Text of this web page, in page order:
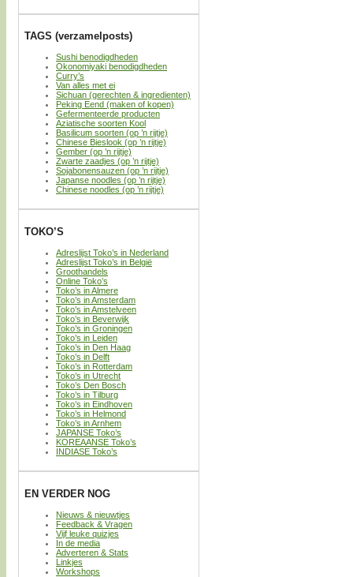
TAGS (verzamelposts)
Sushi benodigdheden
Okonomiyaki benodigdheden
Curry’s
Van alles met ei
Sichuan (gerechten & ingredienten)
Peking Eend (maken of kopen)
Gefermenteerde producten
Aziatische soorten Kool
Basilicum soorten (op ’n rijtje)
Chinese Bieslook (op ’n rijtje)
Gember (op ’n rijtje)
Zwarte zaadjes (op ’n rijtje)
Sojabonensauzen (op ’n rijtje)
Japanse noodles (op ’n rijtje)
Chinese noodles (op ’n rijtje)
TOKO’S
Adreslijst Toko’s in Nederland
Adreslijst Toko’s in België
Groothandels
Online Toko’s
Toko’s in Almere
Toko’s in Amsterdam
Toko’s in Amstelveen
Toko’s in Beverwijk
Toko’s in Groningen
Toko’s in Leiden
Toko’s in Den Haag
Toko’s in Delft
Toko’s in Rotterdam
Toko’s in Utrecht
Toko’s Den Bosch
Toko’s in Tilburg
Toko’s in Eindhoven
Toko’s in Helmond
Toko’s in Arnhem
JAPANSE Toko’s
KOREAANSE Toko’s
INDIASE Toko’s
EN VERDER NOG
Nieuws & nieuwtjes
Feedback & Vragen
Vijf leuke quizjes
In de media
Adverteren & Stats
Linkjes
Workshops